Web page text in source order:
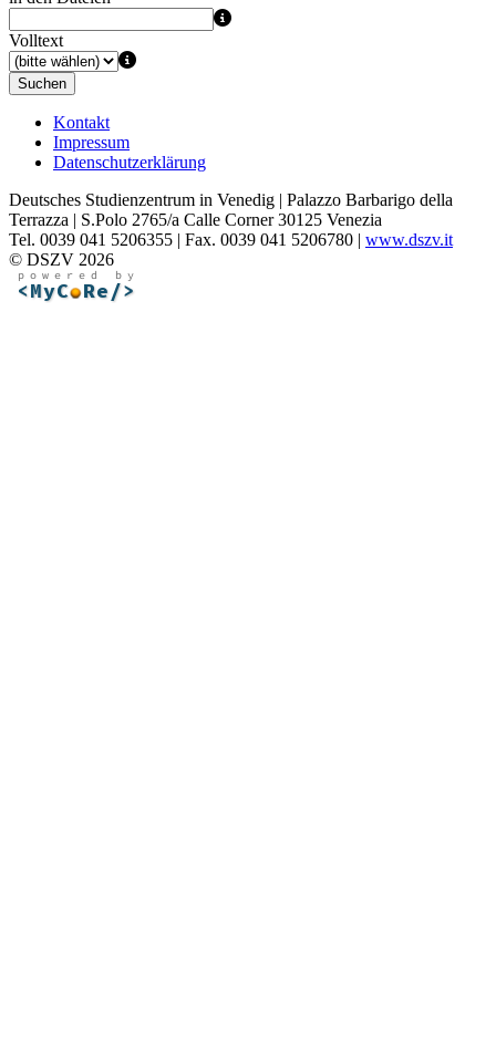
Volltext
Suchen
Kontakt
Impressum
Datenschutzerklärung
Deutsches Studienzentrum in Venedig | Palazzo Barbarigo della
Terrazza | S.Polo 2765/a Calle Corner 30125 Venezia
Tel. 0039 041 5206355 | Fax. 0039 041 5206780 | www.dszv.it
© DSZV 2026